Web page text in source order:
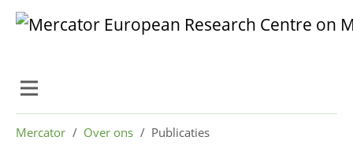
Skip to main content
Skip to page footer
Mercator Over ons Publicaties